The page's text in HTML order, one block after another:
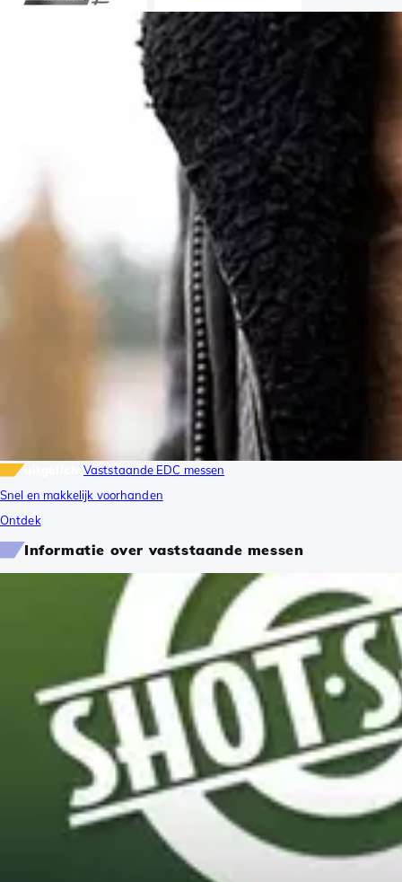
uitgelicht Vaststaande EDC messen
Snel en makkelijk voorhanden
Ontdek
Informatie over vaststaande messen